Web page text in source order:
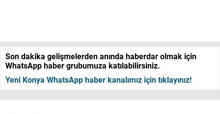
Son dakika gelişmelerden anında haberdar olmak için
WhatsApp haber grubumuza katılabilirsiniz.
Yeni Konya WhatsApp haber kanalımız için tıklayınız!